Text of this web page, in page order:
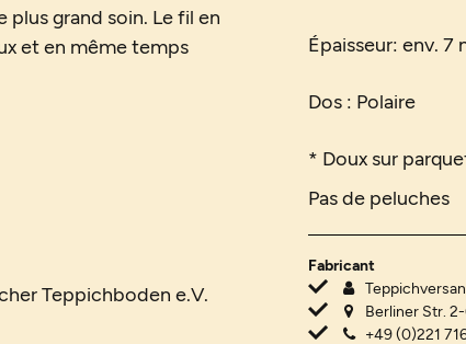
plus grand soin. Le fil en
et en même temps
Teppichboden e.V.
Épaisseur: env. 7
Dos : Polaire
* Doux sur
Pas de peluches
Fabricant
Berliner Str.
+49 (0)221